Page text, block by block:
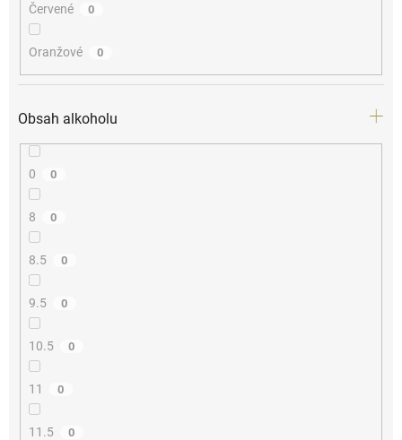
Červené 0
Oranžové 0
Obsah alkoholu
0 0
8 0
8.5 0
9.5 0
10.5 0
11 0
11.5 0